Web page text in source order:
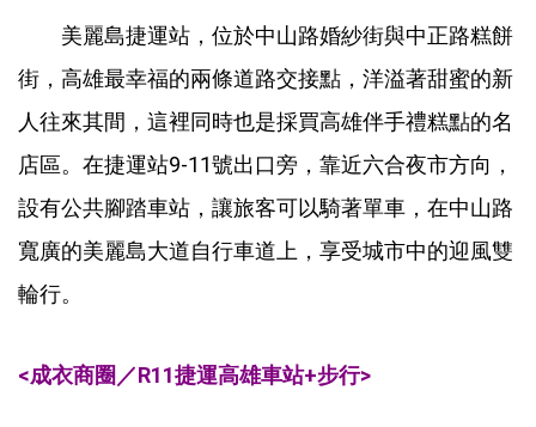
美麗島捷運站，位於中山路婚紗街與中正路糕餅
街，高雄最幸福的兩條道路交接點，洋溢著甜蜜的新
人往來其間，這裡同時也是採買高雄伴手禮糕點的名
店區。在捷運站9-11號出口旁，靠近六合夜市方向，
設有公共腳踏車站，讓旅客可以騎著單車，在中山路
寬廣的美麗島大道自行車道上，享受城市中的迎風雙
輪行。
<成衣商圈／R11捷運高雄車站+步行>